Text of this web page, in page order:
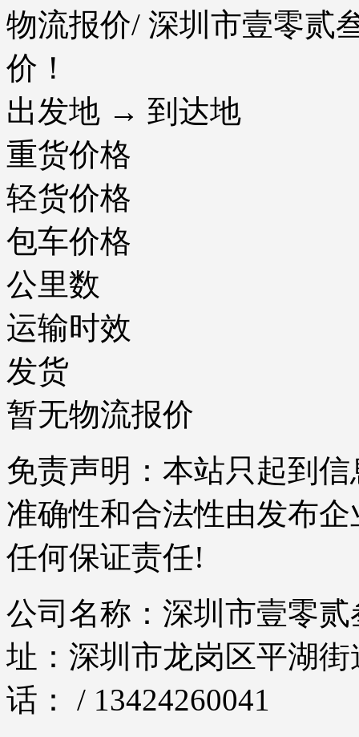
物流报价/ 深圳市壹零贰
价！
出发地 → 到达地
重货价格
轻货价格
包车价格
公里数
运输时效
发货
暂无物流报价
免责声明：本站只起到
准确性和合法性由发布
任何保证责任!
公司名称：深圳市壹零
址：深圳市龙岗区平湖
话： / 13424260041